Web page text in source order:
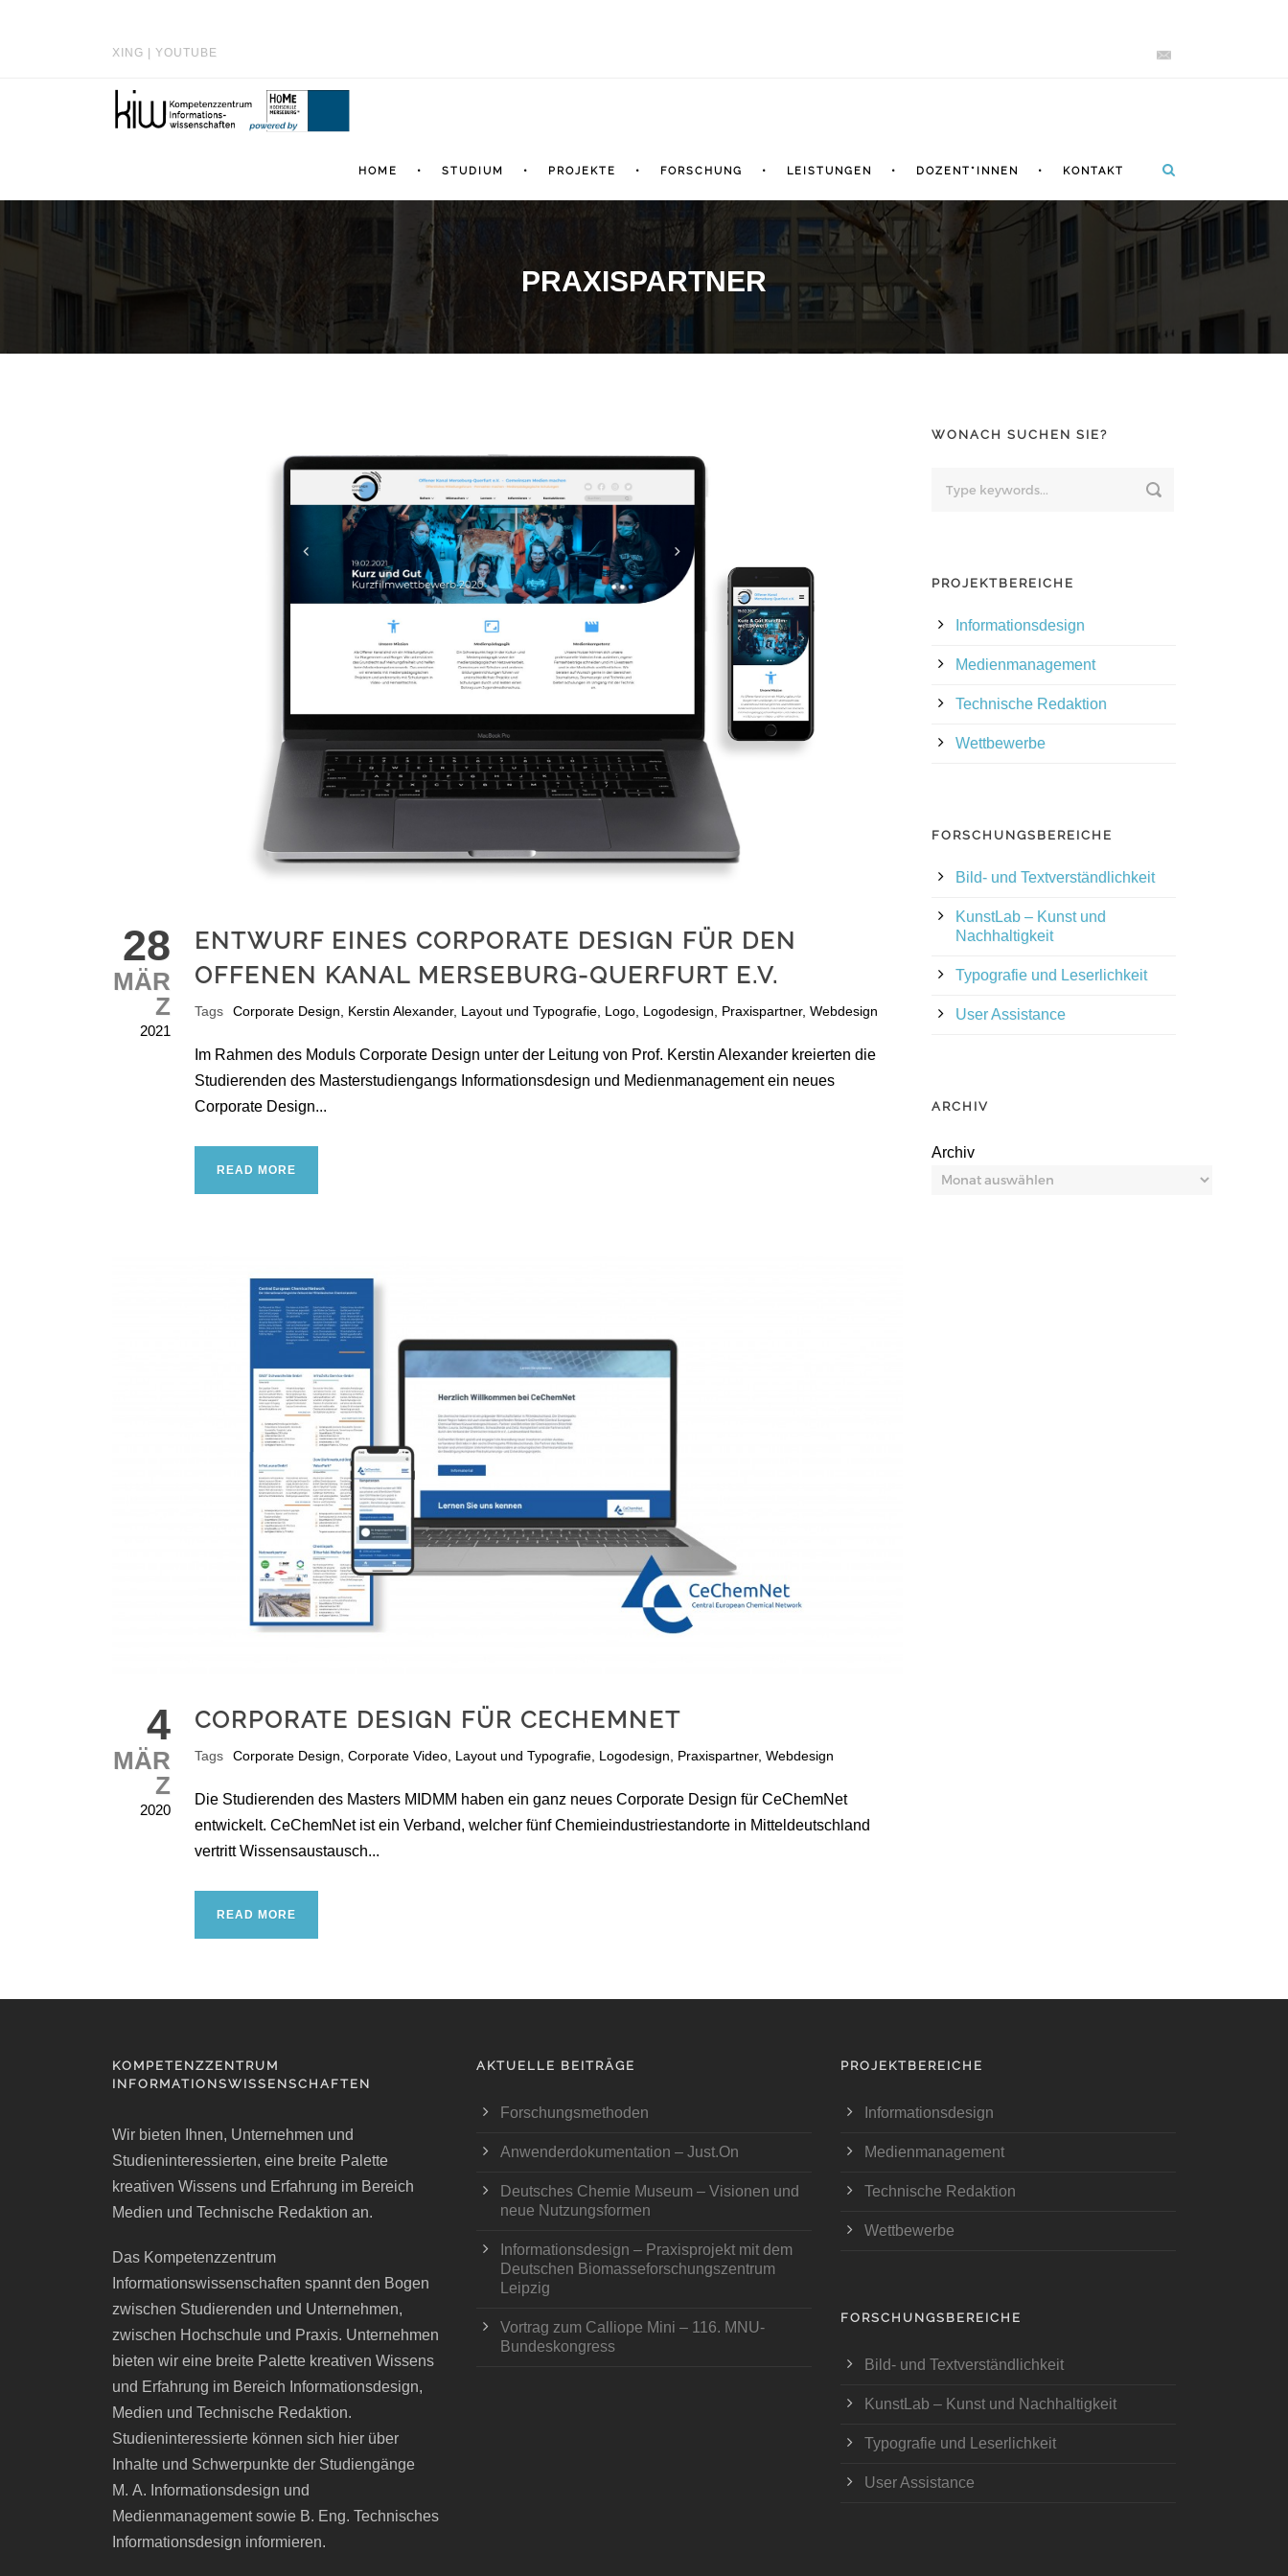
XING YOUTUBE
HOME STUDIUM PROJEKTE FORSCHUNG LEISTUNGEN DOZENT*INNEN KONTAKT
PRAXISPARTNER
28
MÄR
Z
2021
ENTWURF EINES CORPORATE DESIGN FÜR DEN
OFFENEN KANAL MERSEBURG-QUERFURT E.V.
Tags Corporate Design Kerstin Alexander, Layout und Typografie Logo Logodesign Praxispartner, Webdesign
Im Rahmen des Moduls Corporate Design unter der Leitung von Prof. Kerstin Alexander kreierten die
Studierenden des Masterstudiengangs Informationsdesign und Medienmanagement ein neues
Corporate Design...
READ MORE
4
MÄR
Z
2020
CORPORATE DESIGN FÜR CECHEMNET
Tags Corporate Design, Corporate Video, Layout und Typografie, Logodesign, Praxispartner, Webdesign
Die Studierenden des Masters MIDMM haben ein ganz neues Corporate Design für CeChemNet
entwickelt. CeChemNet ist ein Verband, welcher fünf Chemieindustriestandorte in Mitteldeutschland
vertritt Wissensaustausch...
READ MORE
WONACH SUCHEN SIE?
PROJEKTBEREICHE
Informationsdesign
Medienmanagement
Technische Redaktion
Wettbewerbe
FORSCHUNGSBEREICHE
Bild- und Textverständlichkeit
KunstLab – Kunst und
Nachhaltigkeit
Typografie und Leserlichkeit
User Assistance
ARCHIV
Archiv
KOMPETENZZENTRUM
INFORMATIONSWISSENSCHAFTEN
Wir bieten Ihnen, Unternehmen und
Studieninteressierten, eine breite Palette
kreativen Wissens und Erfahrung im Bereich
Medien und Technische Redaktion an.
Das Kompetenzzentrum
Informationswissenschaften spannt den Bogen
zwischen Studierenden und Unternehmen,
zwischen Hochschule und Praxis. Unternehmen
bieten wir eine breite Palette kreativen Wissens
und Erfahrung im Bereich Informationsdesign,
Medien und Technische Redaktion.
Studieninteressierte können sich hier über
Inhalte und Schwerpunkte der Studiengänge
M. A. Informationsdesign und
Medienmanagement sowie B. Eng. Technisches
Informationsdesign informieren.
AKTUELLE BEITRÄGE
Forschungsmethoden
Anwenderdokumentation – Just.On
Deutsches Chemie Museum – Visionen und
neue Nutzungsformen
Informationsdesign – Praxisprojekt mit dem
Deutschen Biomasseforschungszentrum
Leipzig
Vortrag zum Calliope Mini – 116. MNU-
Bundeskongress
PROJEKTBEREICHE
Informationsdesign
Medienmanagement
Technische Redaktion
Wettbewerbe
FORSCHUNGSBEREICHE
Bild- und Textverständlichkeit
KunstLab – Kunst und Nachhaltigkeit
Typografie und Leserlichkeit
User Assistance